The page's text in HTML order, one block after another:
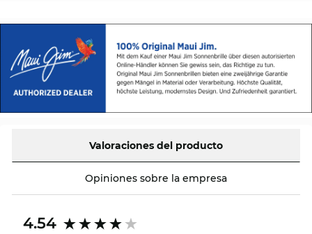
Valoraciones del producto
Opiniones sobre la empresa
4.54